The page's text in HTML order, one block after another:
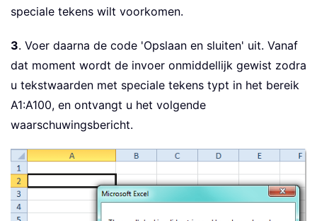
speciale tekens wilt voorkomen.
3. Voer daarna de code 'Opslaan en sluiten' uit. Vanaf
dat moment wordt de invoer onmiddellijk gewist zodra
u tekstwaarden met speciale tekens typt in het bereik
A1:A100, en ontvangt u het volgende
waarschuwingsbericht.